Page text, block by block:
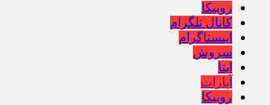
روبیکا
کانال تلگرام
اینستاگرام
سروش
ایتا
آپارات
روبیکا